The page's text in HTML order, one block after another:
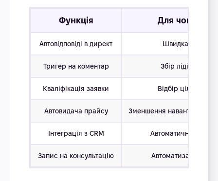
Функція Для чого
Автовідповіді в директ Швидка реакція
Тригер на коментар Збір лідів під
Кваліфікація заявки Відбір цільових
Автовидача прайсу Зменшення навантаження
Інтеграція з CRM Автоматична
Запис на консультацію Автоматизація